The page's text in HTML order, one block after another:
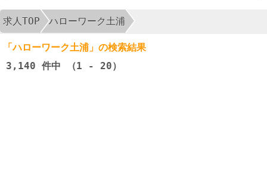
求人TOP ハローワーク土浦
「ハローワーク土浦」の検索結果
3,140 件中 （1 - 20）